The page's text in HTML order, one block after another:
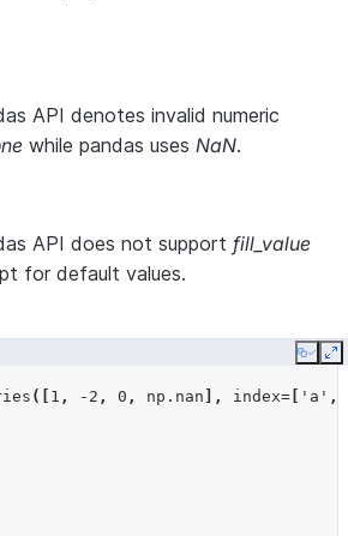
API denotes invalid numeric
while pandas uses NaN.
API does not support fill_value
for default values.
Copy
([ 1 , - 2 , 0 , np . nan ], index= 'a' ,